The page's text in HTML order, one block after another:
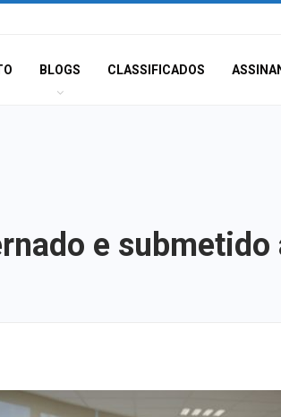
BLOGS CLASSIFICADOS
e
Atraso na
teste do